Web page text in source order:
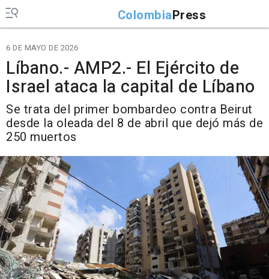
ColombiaPress
6 DE MAYO DE 2026
Líbano.- AMP2.- El Ejército de
Israel ataca la capital de Líbano
Se trata del primer bombardeo contra Beirut
desde la oleada del 8 de abril que dejó más de
250 muertos